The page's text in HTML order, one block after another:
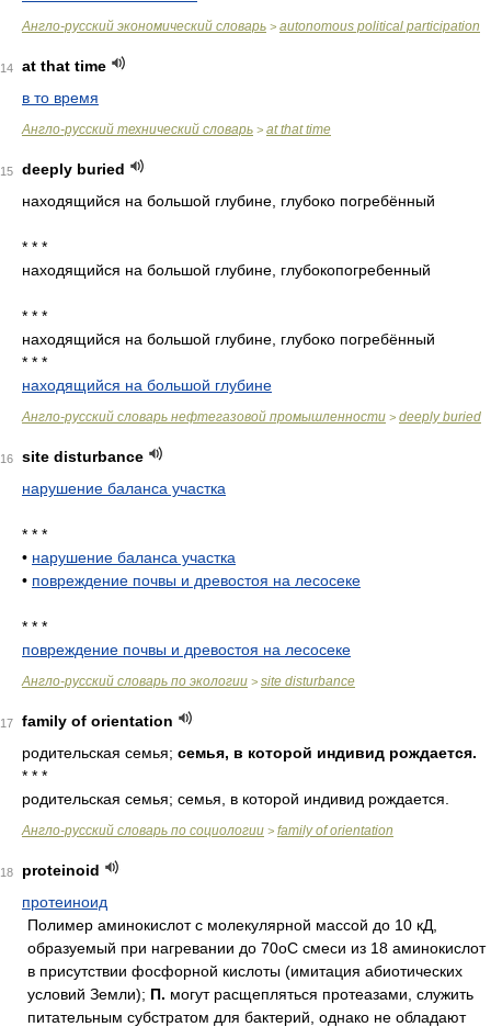
Англо-русский экономический словарь > autonomous political participation
14
at that time
в то время
Англо-русский технический словарь > at that time
15
deeply buried
находящийся на большой глубине, глубоко погребённый
* * *
находящийся на большой глубине, глубокопогребенный
* * *
находящийся на большой глубине, глубоко погребённый
* * *
находящийся на большой глубине
Англо-русский словарь нефтегазовой промышленности > deeply buried
16
site disturbance
нарушение баланса участка
* * *
• нарушение баланса участка
• повреждение почвы и древостоя на лесосеке
* * *
повреждение почвы и древостоя на лесосеке
Англо-русский словарь по экологии > site disturbance
17
family of orientation
родительская семья; семья, в которой индивид рождается.
* * *
родительская семья; семья, в которой индивид рождается.
Англо-русский словарь по социологии > family of orientation
18
proteinoid
протеиноид
Полимер аминокислот с молекулярной массой до 10 кД,
образуемый при нагревании до 70oС смеси из 18 аминокислот
в присутствии фосфорной кислоты (имитация абиотических
условий Земли); П. могут расщепляться протеазами, служить
питательным субстратом для бактерий, однако не обладают